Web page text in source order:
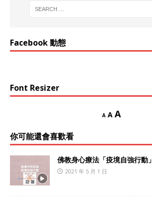
Facebook 動態
Font Resizer
A A A
你可能還會喜歡看
佛教身心療法「疫境自強行動」
2021 年 5 月 1 日